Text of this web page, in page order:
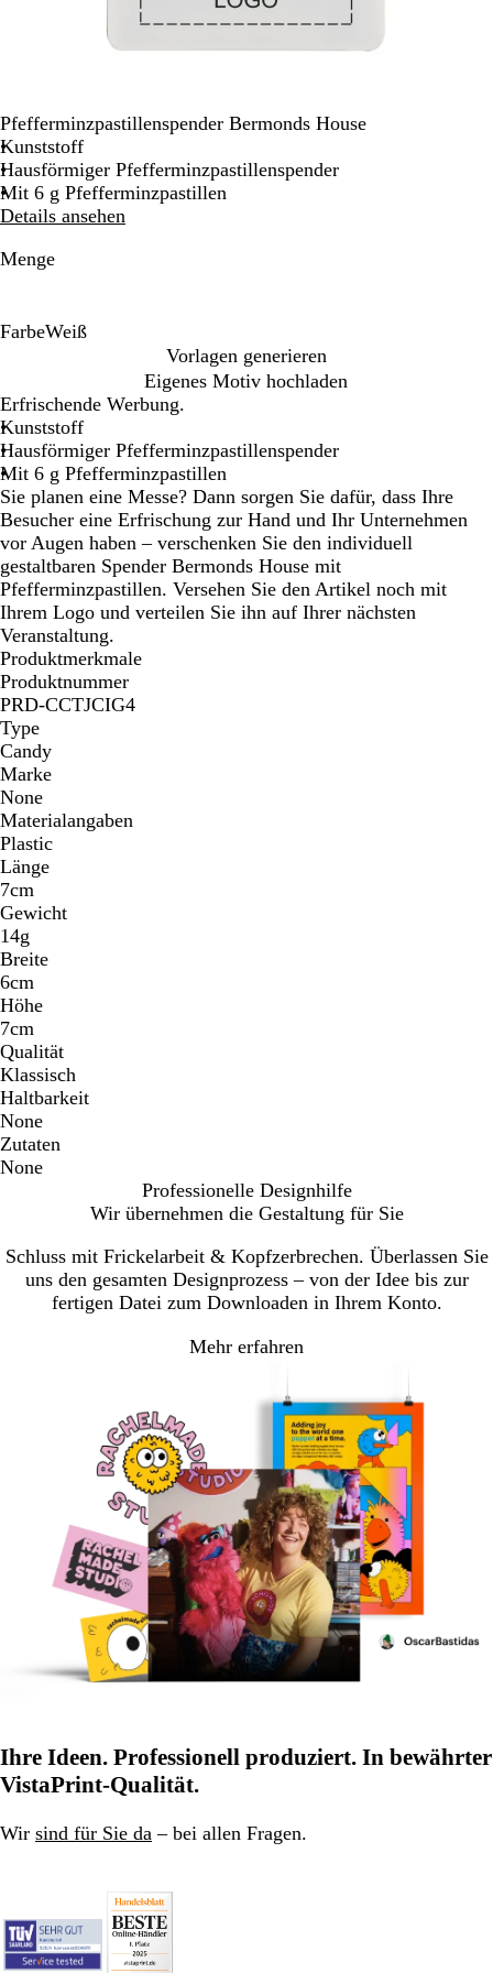
Pfefferminzpastillenspender Bermonds House
Kunststoff
Hausförmiger Pfefferminzpastillenspender
Mit 6 g Pfefferminzpastillen
Details ansehen
Menge
FarbeWeiß
i
ß
Vorlagen generieren
Eigenes Motiv hochladen
Erfrischende Werbung.
Kunststoff
Hausförmiger Pfefferminzpastillenspender
Mit 6 g Pfefferminzpastillen
Sie planen eine Messe? Dann sorgen Sie dafür, dass Ihre
Besucher eine Erfrischung zur Hand und Ihr Unternehmen
vor Augen haben – verschenken Sie den individuell
gestaltbaren Spender Bermonds House mit
Pfefferminzpastillen. Versehen Sie den Artikel noch mit
Ihrem Logo und verteilen Sie ihn auf Ihrer nächsten
Veranstaltung.
Produktmerkmale
Produktnummer
PRD-CCTJCIG4
Type
Candy
Marke
None
Materialangaben
Plastic
Länge
7cm
Gewicht
14g
Breite
6cm
Höhe
7cm
Qualität
Klassisch
Haltbarkeit
None
Zutaten
None
Professionelle Designhilfe
Wir übernehmen die Gestaltung für Sie
Schluss mit Frickelarbeit & Kopfzerbrechen. Überlassen Sie
uns den gesamten Designprozess – von der Idee bis zur
fertigen Datei zum Downloaden in Ihrem Konto.
Mehr erfahren
Ihre Ideen. Professionell produziert. In bewährter
VistaPrint-Qualität.
Wir sind für Sie da – bei allen Fragen.